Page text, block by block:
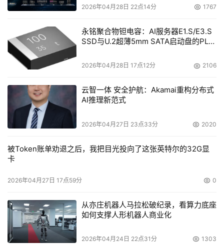
2026年04月28日 22点14分 1767
永铭聚合物钽电容：AI服务器E1.S/E3.S
SSD与U.2超薄5mm SATA启动盘的PLP
2026年04月28日 17点12分 2106
云智一体 安全护航：Akamai重构分布式
AI推理新范式
2026年04月27日 23点33分 2020
被Token账单劝退之后，我把目光投向了这张英特尔的32G显
卡
2026年04月27日 17点59分 0
从亦庄机器人马拉松破纪录，看算力底座
如何支撑人形机器人商业化
2026年04月24日 22点31分 1303